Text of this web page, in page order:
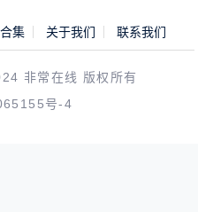
集 关于我们 联系我们
非常在线 版权所有
号-4